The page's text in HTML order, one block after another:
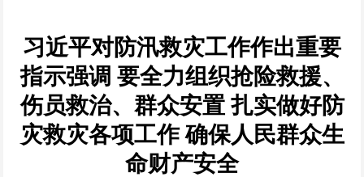
习近平对防汛救灾工作作出重要
指示强调 要全力组织抢险救援、
伤员救治、群众安置 扎实做好防
灾救灾各项工作 确保人民群众生
命财产安全